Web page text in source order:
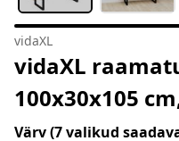
vidaXL
vidaXL
100x30x105
Värv(7 valikud